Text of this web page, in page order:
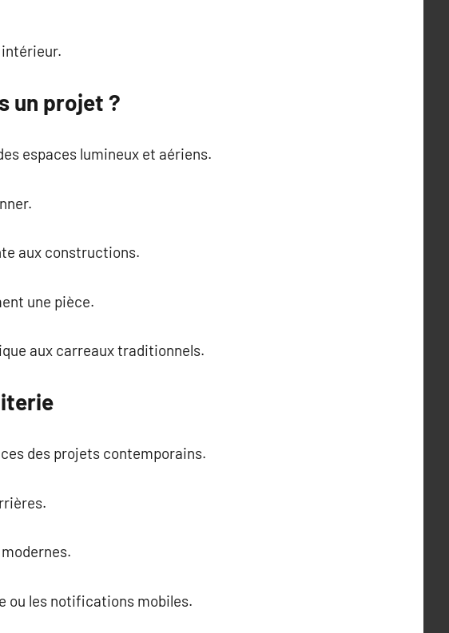
un projet ?
espaces lumineux et aériens.
aux constructions.
une pièce.
aux carreaux traditionnels.
des projets contemporains.
ou les notifications mobiles.